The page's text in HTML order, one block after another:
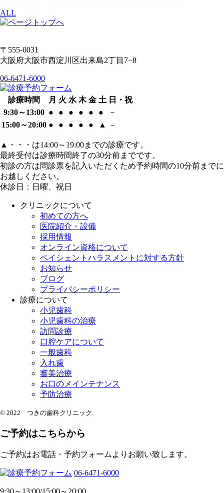
ALL
〒555-0031
大阪府大阪市西淀川区出来島2丁目7−8
06-6471-6000
診療時間 月 火 水 木 金 土 日・祝
9:30～13:00 ● ● ● ● ● ●
－
15:00～20:00 ● ● ● ● ● ▲ －
▲ ・・・は14:00～19:00までの診療です。
最終受付は診療時間終了の30分前までです。
初診の方は問診票を記入いただくため予約時間の10分前までに
お越しください。
休診日：日曜、祝日
クリニックについて
初めての方へ
医院紹介・設備
採用情報
オンライン資格について
ペイシェントハラスメントに対する方針
お知らせ
ブログ
プライバシーポリシー
診療について
小児歯科
小児歯科の治療
訪問診療
口腔ケアについて
一般歯科
入れ歯
審美治療
お口のメインテナンス
予防治療
© 2022 つきの歯科クリニック.
ご予約はこちらから
ご予約はお電話・予約フォームよりお願い致します。
06-6471-6000
9:30～13:00/15:00～20:00